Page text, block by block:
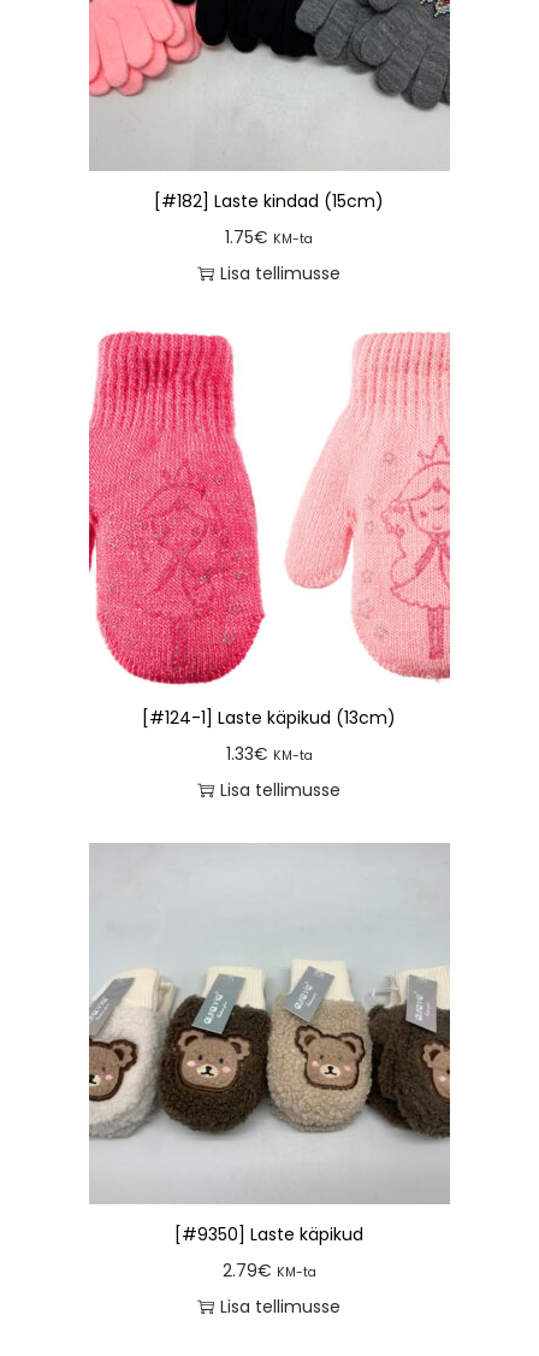
[#182] Laste kindad (15cm)
1.75€ KM-ta
Lisa tellimusse
[#124-1] Laste käpikud (13cm)
1.33€ KM-ta
Lisa tellimusse
[#9350] Laste käpikud
2.79€ KM-ta
Lisa tellimusse